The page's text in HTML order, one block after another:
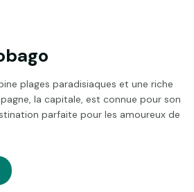
plages paradisiaques et une riche
la capitale, est connue pour son
parfaite pour les amoureux de